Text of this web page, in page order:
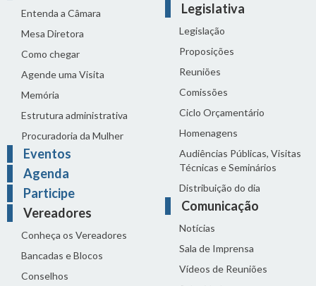
Entenda a Câmara
Mesa Diretora
Como chegar
Agende uma Visita
Memória
Estrutura administrativa
Procuradoria da Mulher
Eventos
Agenda
Participe
Vereadores
Conheça os Vereadores
Bancadas e Blocos
Conselhos
Legislativa
Legislação
Proposições
Reuniões
Comissões
Ciclo Orçamentário
Homenagens
Audiências Públicas, Visitas
Técnicas e Seminários
Distribuição do dia
Comunicação
Notícias
Sala de Imprensa
Vídeos de Reuniões